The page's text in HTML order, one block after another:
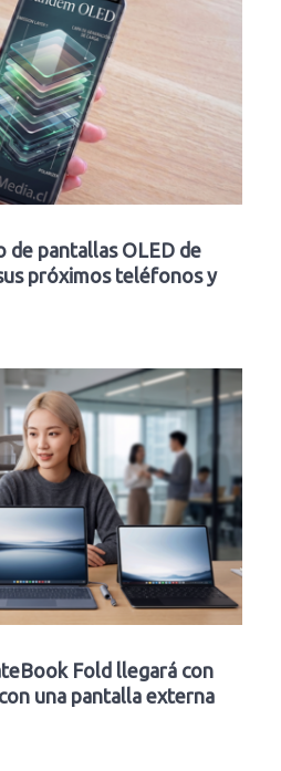
de pantallas OLED de
próximos teléfonos y
Fold llegará con
una pantalla externa